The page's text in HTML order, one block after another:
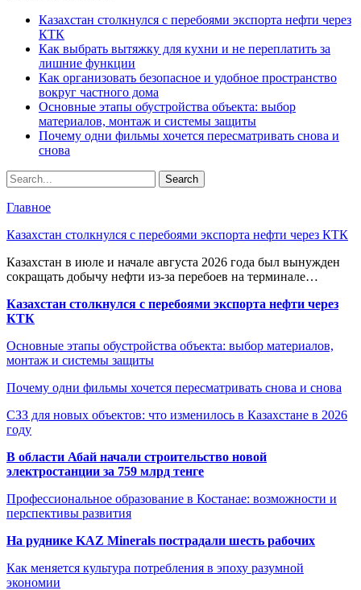
Казахстан столкнулся с перебоями экспорта нефти через
КТК
Как выбрать вытяжку для кухни и не переплатить за
лишние функции
Как организовать безопасное и удобное пространство
вокруг частного дома
Основные этапы обустройства объекта: выбор
материалов, монтаж и системы защиты
Почему одни фильмы хочется пересматривать снова и
снова
Главное
Казахстан столкнулся с перебоями экспорта нефти через КТК
Казахстан в июле и начале августа 2026 года был вынужден
сокращать добычу нефти из-за перебоев на терминале…
Казахстан столкнулся с перебоями экспорта нефти через
КТК
Основные этапы обустройства объекта: выбор материалов,
монтаж и системы защиты
Почему одни фильмы хочется пересматривать снова и снова
СЗЗ для новых объектов: что изменилось в Казахстане в 2026
году
В области Абай начали строительство новой
электростанции за 759 млрд тенге
Профессиональное образование в Костанае: возможности и
перспективы развития
На руднике KAZ Minerals пострадали шесть рабочих
Как меняется культура потребления в эпоху разумной
экономии